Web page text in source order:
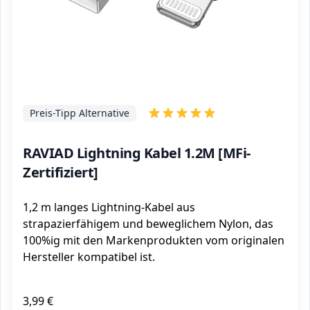
RAVIAD Lightning Kabel 1.2M [MFi-
Zertifiziert]
Preis-Tipp Alternative
1,2 m langes Lightning-Kabel aus
strapazierfähigem und beweglichem Nylon, das
100%ig mit den Markenprodukten vom originalen
Hersteller kompatibel ist.
3,99 €